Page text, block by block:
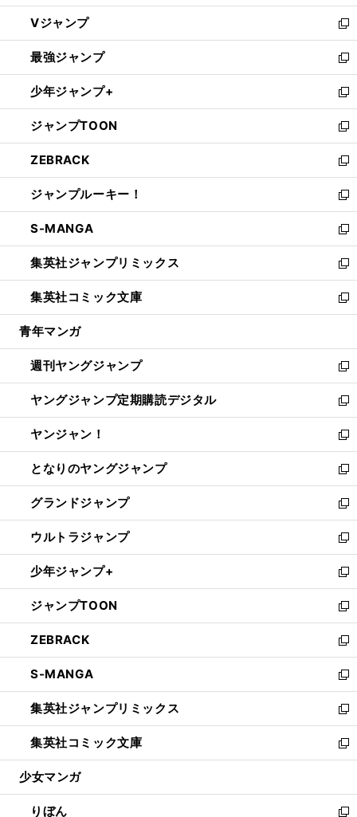
ウ
ィ
ン
ド
ウ
で
開
く
し
い
ウ
ィ
ン
ド
ウ
で
開
く
Vジャンプ
新
し
い
ウ
ィ
ン
ド
ウ
で
開
く
最強ジャンプ
新
し
い
ウ
ィ
ン
ド
ウ
で
開
く
少年ジャンプ+
新
し
い
ウ
ィ
ン
ド
ウ
で
開
く
ジャンプTOON
新
し
い
ウ
ィ
ン
ド
ウ
で
開
く
ZEBRACK
新
し
い
ウ
ィ
ン
ド
ウ
で
開
ジャンプルーキー！
新
し
い
ウ
ィ
ン
ド
ウ
開
く
S-MANGA
新
し
い
ウ
ィ
ン
ウ
で
開
く
集英社ジャンプリミックス
新
し
い
ウ
ン
ド
ウ
で
開
く
集英社コミック文庫
新
し
ウ
ィ
ン
ド
ウ
で
開
く
青年マンガ
週刊ヤングジャンプ
新
し
い
ウ
ィ
ン
ド
ウ
で
開
く
ヤングジャンプ定期購読デジタル
新
し
い
ウ
ィ
ン
ド
ウ
で
開
く
ヤンジャン！
新
し
い
ウ
ィ
ン
ド
ウ
で
開
く
となりのヤングジャンプ
新
し
い
ウ
ィ
ン
ド
ウ
で
開
く
グランドジャンプ
新
し
い
ウ
ィ
ン
ド
ウ
で
開
く
ウルトラジャンプ
新
し
い
ウ
ィ
ン
ド
ウ
で
開
く
少年ジャンプ+
新
し
い
ウ
ィ
ン
ド
ウ
で
開
く
ジャンプTOON
新
し
い
ウ
ィ
ン
ド
ウ
で
開
ZEBRACK
新
し
い
ウ
ィ
ン
ド
ウ
開
く
S-MANGA
新
し
い
ウ
ィ
ン
ウ
で
集英社ジャンプリミックス
新
し
い
ウ
ン
ド
集英社コミック文庫
新
し
ウ
ィ
少女マンガ
りぼん